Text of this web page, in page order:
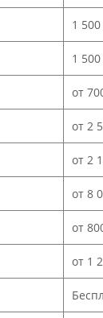
1
1
от
от 2
от 2
от 8
от
от 1